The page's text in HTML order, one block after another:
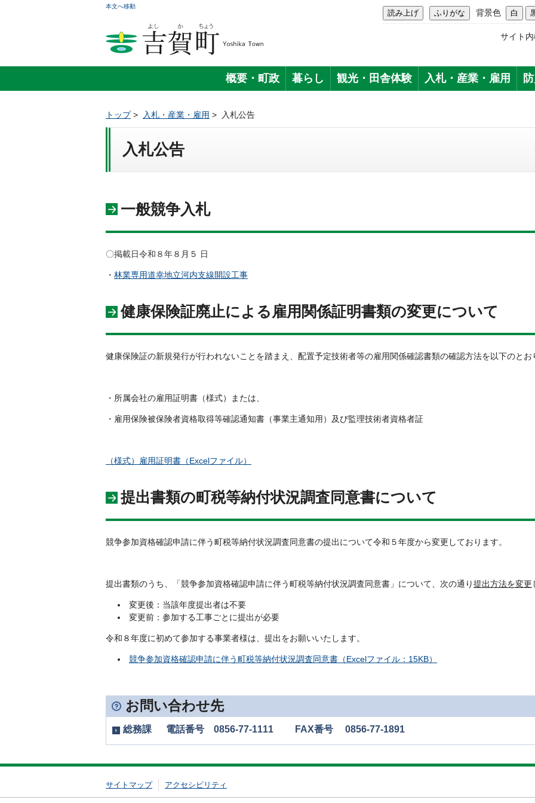
本文へ移動
背景色
サイト
概要・町政 暮らし 観光・田舎体験 入札・産業・雇用
トップ> 入札・産業・雇用 > 入札公告
入札公告
一般競争入札
〇掲載日令和８年８ 月５ 日
・ 林業専用道幸地立河内支線開設工事
健康保険証廃止による雇用関係証明書類の変更について
健康保険証の新規発行が行われないことを踏まえ、配置予定技術者等の雇用関係確認書類の確認方法を以下のとお
・所属会社の雇用証明書（様式）または、
・雇用保険被保険者資格取得等確認通知書（事業主通知用）及び監理技術者資格者証
（様式）雇用証明書 （Excelファイル）
提出書類の町税等納付状況調査同意書について
競争参加資格確認申請に伴う町税等納付状況調査同意書の提出について令和５年度から変更しております。
提出書類のうち、「競争参加資格確認申請に伴う町税等納付状況調査同意書」について、次の通り提出方法を変更
変更後：当該年度提出者は不要
変更前：参加する工事ごとに提出が必要
令和８年度に初めて参加する事業者様は、提出をお願いいたします。
競争参加資格確認申請に伴う町税等納付状況調査同意書（Excelファイル：15KB）
お問い合わせ先
総務課 電話番号 0856-77-1111 FAX番号 0856-77-1891
サイトマップ アクセシビリティ